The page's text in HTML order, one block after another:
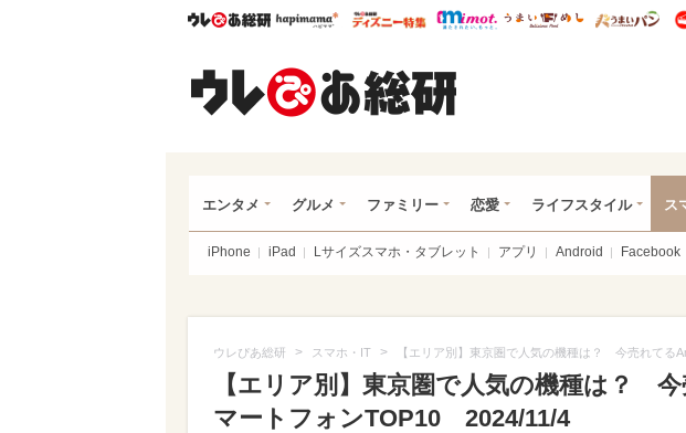
ウレぴあ総研ハピママ* ウレぴあ総研 ディズニー特集
mimot. うまいめし
エンタメ グルメ ファミリー 恋愛 ライフスタイル ス
iPhone iPad Lサイズスマホ・タブレット アプリ Android Facebook
ウレぴあ総研 > スマホ・IT > 【エリア別】東京圏で人気の機種は？ 今売れてる
【エリア別】東京圏で人気の機種は？
マートフォンTOP10 2024/11/4